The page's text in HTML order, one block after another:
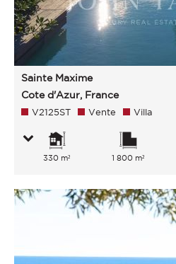
Sainte Maxime
Cote d'Azur, France
V2125ST Vente Villa
330 m² 1 800 m²